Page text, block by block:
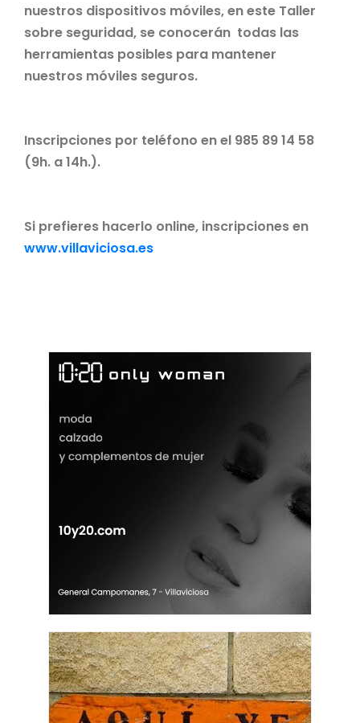
nuestros dispositivos móviles, en este Taller
sobre seguridad, se conocerán todas las
herramientas posibles para mantener
nuestros móviles seguros.
Inscripciones por teléfono en el 985 89 14 58
(9h. a 14h.).
Si prefieres hacerlo online, inscripciones en
www.villaviciosa.es